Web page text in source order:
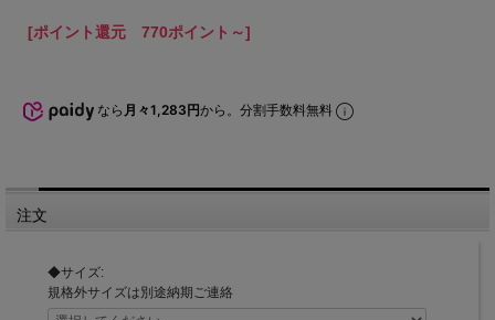
[ポイント還元 770ポイント～]
なら 月々1,283円から。分割手数料無料
注文
◆サイズ:
規格外サイズは別途納期ご連絡